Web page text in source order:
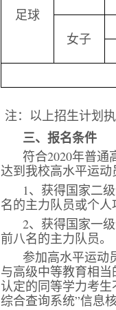
足球
女子
注：以上招生计划
三、报名条件
符合2020年普
达到我校高水平运
1、获得国家二
名的主力队员或个
2、获得国家一
前八名的主力队员。
参加高水平运动
与高级中等教育相
认定的同等学力考
综合查询系统”信息